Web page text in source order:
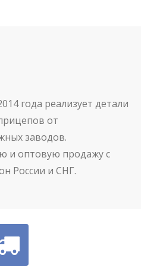
года реализует детали
от
заводов.
и оптовую продажу с
России и СНГ.